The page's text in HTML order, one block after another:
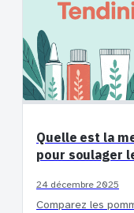
Quelle est la
pour soulager
24 décembre 2025
Comparez les